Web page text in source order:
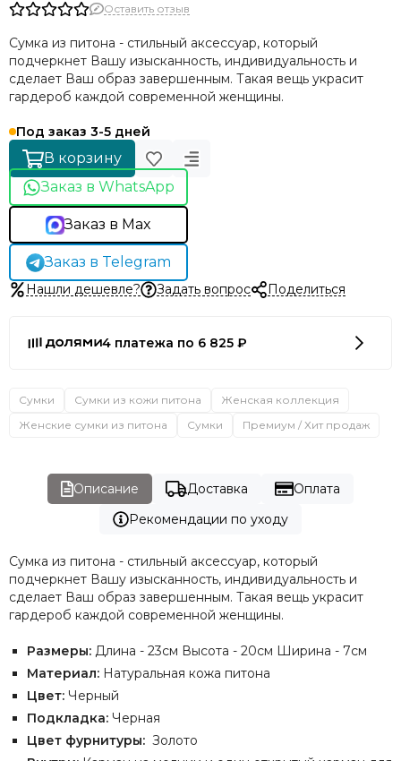
Оставить отзыв
Сумка из питона - стильный аксессуар, который
подчеркнет Вашу изысканность, индивидуальность и
сделает Ваш образ завершенным. Такая вещь украсит
гардероб каждой современной женщины.
Под заказ 3-5 дней
В корзину
Заказ в WhatsApp
Заказ в Max
Заказ в Telegram
Нашли дешевле? Задать вопрос Поделиться
4 платежа по 6 825 ₽
Сумки Сумки из кожи питона
Женская коллекция
Женские сумки из питона
Сумки Премиум / Хит продаж
Описание Доставка
Оплата
Рекомендации по уходу
Сумка из питона - стильный аксессуар, который
подчеркнет Вашу изысканность, индивидуальность и
сделает Ваш образ завершенным. Такая вещь украсит
гардероб каждой современной женщины.
Размеры: Длина - 23см Высота - 20см Ширина - 7см
Материал: Натуральная кожа питона
Цвет: Черный
Подкладка: Черная
Цвет фурнитуры: Золото